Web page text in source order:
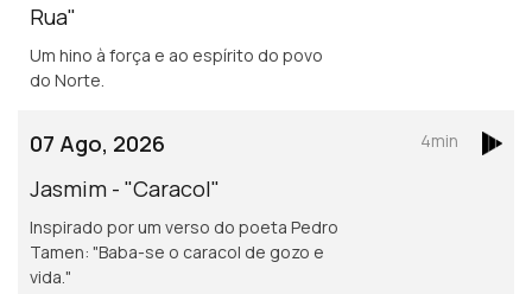
Rua"
Um hino à força e ao espírito do povo
do Norte.
07 Ago, 2026
Jasmim - "Caracol"
Inspirado por um verso do poeta Pedro
Tamen: "Baba-se o caracol de gozo e
vida."
4min